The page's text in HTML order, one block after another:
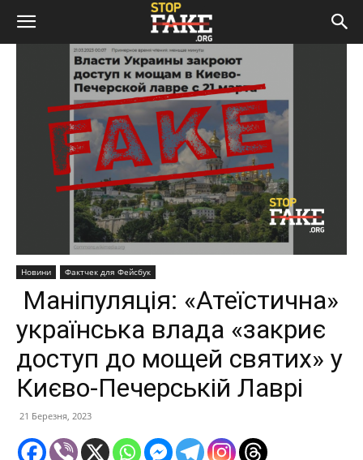
Новини Фактчек для Фейсбук
Маніпуляція: «Атеїстична»
українська влада «закриє
доступ до мощей святих» у
Києво-Печерській Лаврі
21 Березня, 2023